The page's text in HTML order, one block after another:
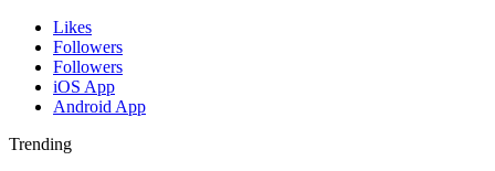
Likes
Followers
Followers
iOS App
Android App
Trending